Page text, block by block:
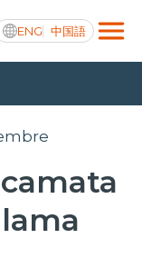
ENG 中国語